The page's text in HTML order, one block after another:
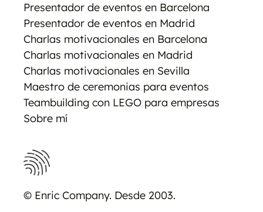
© Enric Company. Desde 2003.
Presentador de eventos en Barcelona
Presentador de eventos en Madrid
Charlas motivacionales en Barcelona
Charlas motivacionales en Madrid
Charlas motivacionales en Sevilla
Maestro de ceremonias para eventos
Teambuilding con LEGO para empresas
Sobre mí